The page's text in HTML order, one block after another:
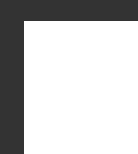
خاص
مقوا